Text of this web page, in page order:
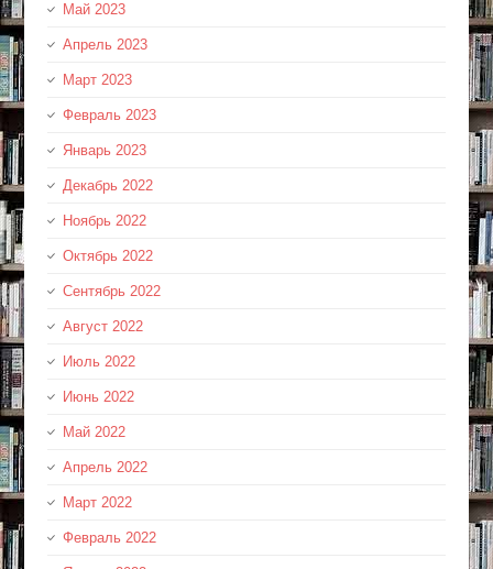
Май 2023
Апрель 2023
Март 2023
Февраль 2023
Январь 2023
Декабрь 2022
Ноябрь 2022
Октябрь 2022
Сентябрь 2022
Август 2022
Июль 2022
Июнь 2022
Май 2022
Апрель 2022
Март 2022
Февраль 2022